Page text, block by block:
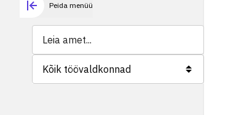
Peida menüü
Kõik töövaldkonnad